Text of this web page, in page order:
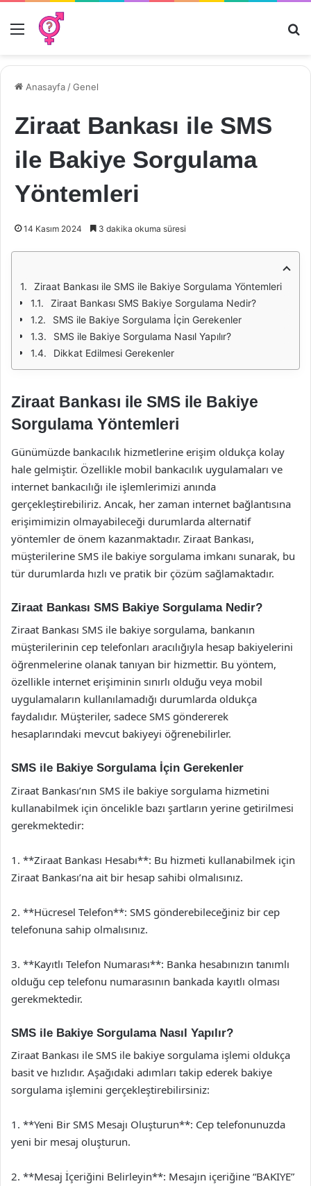
Menü
Anasayfa /Genel
Ziraat Bankası ile SMS
ile Bakiye Sorgulama
Yöntemleri
14 Kasım 2024 3 dakika okuma süresi
Ziraat Bankası ile SMS ile Bakiye Sorgulama Yöntemleri
Ziraat Bankası SMS Bakiye Sorgulama Nedir?
SMS ile Bakiye Sorgulama İçin Gerekenler
SMS ile Bakiye Sorgulama Nasıl Yapılır?
Dikkat Edilmesi Gerekenler
Ziraat Bankası ile SMS ile Bakiye
Sorgulama Yöntemleri
Günümüzde bankacılık hizmetlerine erişim oldukça kolay
hale gelmiştir. Özellikle mobil bankacılık uygulamaları ve
internet bankacılığı ile işlemlerimizi anında
gerçekleştirebiliriz. Ancak, her zaman internet bağlantısına
erişimimizin olmayabileceği durumlarda alternatif
yöntemler de önem kazanmaktadır. Ziraat Bankası,
müşterilerine SMS ile bakiye sorgulama imkanı sunarak, bu
tür durumlarda hızlı ve pratik bir çözüm sağlamaktadır.
Ziraat Bankası SMS Bakiye Sorgulama Nedir?
Ziraat Bankası SMS ile bakiye sorgulama, bankanın
müşterilerinin cep telefonları aracılığıyla hesap bakiyelerini
öğrenmelerine olanak tanıyan bir hizmettir. Bu yöntem,
özellikle internet erişiminin sınırlı olduğu veya mobil
uygulamaların kullanılamadığı durumlarda oldukça
faydalıdır. Müşteriler, sadece SMS göndererek
hesaplarındaki mevcut bakiyeyi öğrenebilirler.
SMS ile Bakiye Sorgulama İçin Gerekenler
Ziraat Bankası’nın SMS ile bakiye sorgulama hizmetini
kullanabilmek için öncelikle bazı şartların yerine getirilmesi
gerekmektedir:
1. **Ziraat Bankası Hesabı**: Bu hizmeti kullanabilmek için
Ziraat Bankası’na ait bir hesap sahibi olmalısınız.
2. **Hücresel Telefon**: SMS gönderebileceğiniz bir cep
telefonuna sahip olmalısınız.
3. **Kayıtlı Telefon Numarası**: Banka hesabınızın tanımlı
olduğu cep telefonu numarasının bankada kayıtlı olması
gerekmektedir.
SMS ile Bakiye Sorgulama Nasıl Yapılır?
Ziraat Bankası ile SMS ile bakiye sorgulama işlemi oldukça
basit ve hızlıdır. Aşağıdaki adımları takip ederek bakiye
sorgulama işlemini gerçekleştirebilirsiniz:
1. **Yeni Bir SMS Mesajı Oluşturun**: Cep telefonunuzda
yeni bir mesaj oluşturun.
2. **Mesaj İçeriğini Belirleyin**: Mesajın içeriğine “BAKIYE”